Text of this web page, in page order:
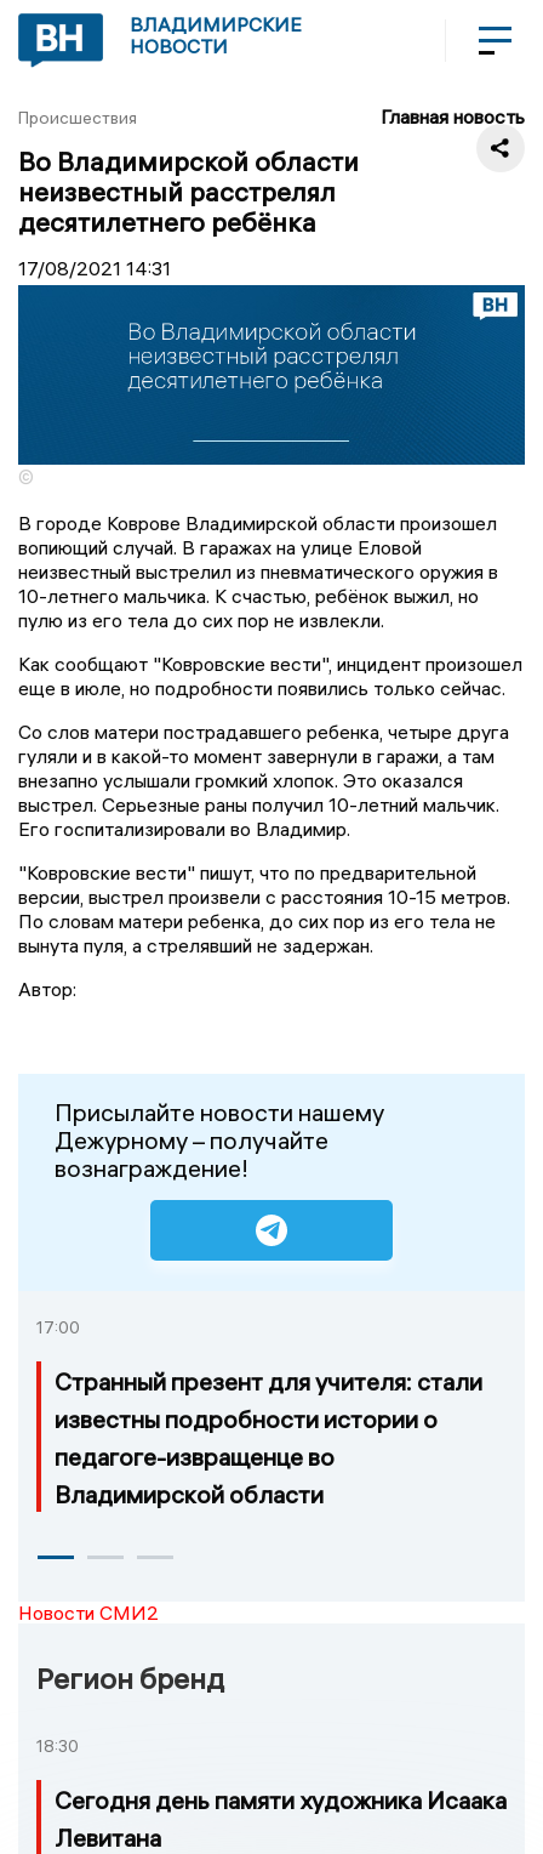
ВЛАДИМИРСКИЕ
НОВОСТИ
Происшествия Главная новость
Во Владимирской области
неизвестный расстрелял
десятилетнего ребёнка
17/08/2021 14:31
©
В городе Коврове Владимирской области произошел
вопиющий случай. В гаражах на улице Еловой
неизвестный выстрелил из пневматического оружия в
10-летнего мальчика. К счастью, ребёнок выжил, но
пулю из его тела до сих пор не извлекли.
Как сообщают "Ковровские вести", инцидент произошел
еще в июле, но подробности появились только сейчас.
Со слов матери пострадавшего ребенка, четыре друга
гуляли и в какой-то момент завернули в гаражи, а там
внезапно услышали громкий хлопок. Это оказался
выстрел. Серьезные раны получил 10-летний мальчик.
Его госпитализировали во Владимир.
"Ковровские вести" пишут, что по предварительной
версии, выстрел произвели с расстояния 10-15 метров.
По словам матери ребенка, до сих пор из его тела не
вынута пуля, а стрелявший не задержан.
Автор:
Присылайте новости нашему
Дежурному – получайте
вознаграждение!
17:00
Странный презент для учителя: стали
известны подробности истории о
педагоге-извращенце во
Владимирской области
Новости СМИ2
Регион бренд
18:30
Сегодня день памяти художника Исаака
Левитана